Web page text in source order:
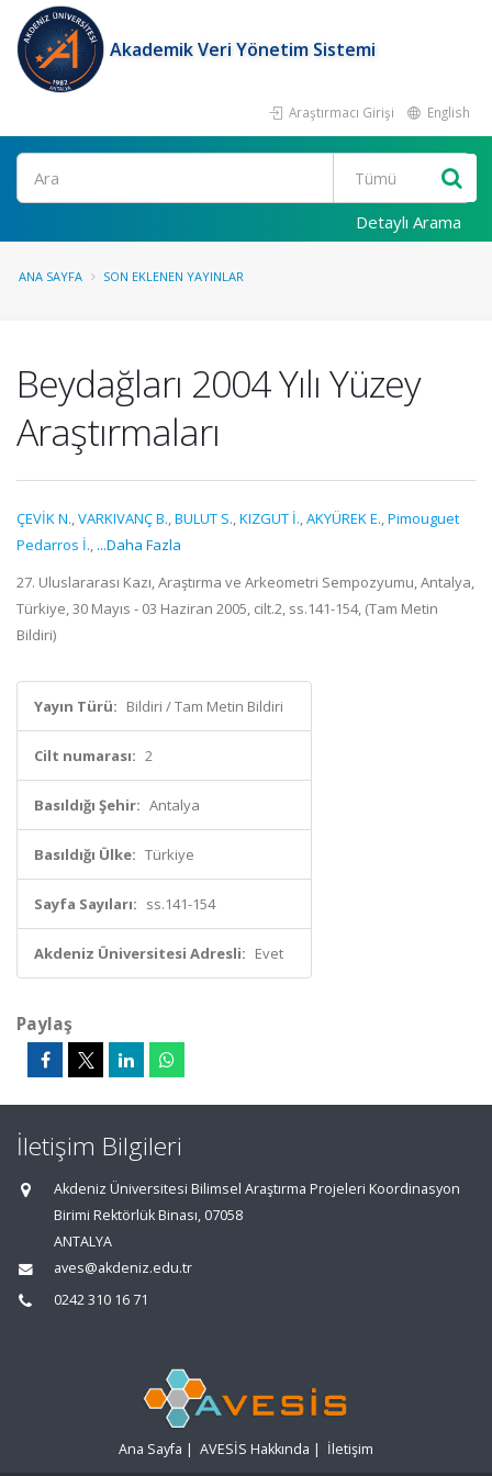
Akademik Veri Yönetim Sistemi
Araştırmacı Girişi English
Ara
Detaylı Arama
ANA SAYFA SON EKLENEN YAYINLAR
Beydağları 2004 Yılı Yüzey
Araştırmaları
ÇEVİK N.,VARKIVANÇ B.,BULUT S.,KIZGUT İ.,AKYÜREK E.,Pimouguet
Pedarros İ., ...Daha Fazla
27. Uluslararası Kazı, Araştırma ve Arkeometri Sempozyumu, Antalya,
Türkiye, 30 Mayıs - 03 Haziran 2005, cilt.2, ss.141-154, (Tam Metin
Bildiri)
Yayın Türü: Bildiri / Tam Metin Bildiri
Cilt numarası: 2
Basıldığı Şehir: Antalya
Basıldığı Ülke: Türkiye
Sayfa Sayıları: ss.141-154
Akdeniz Üniversitesi Adresli: Evet
Paylaş
İletişim Bilgileri
Akdeniz Üniversitesi Bilimsel Araştırma Projeleri Koordinasyon
Birimi Rektörlük Binası, 07058
ANTALYA
aves@akdeniz.edu.tr
0242 310 16 71
Ana Sayfa | AVESİS Hakkında | İletişim